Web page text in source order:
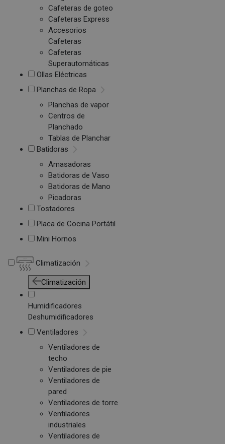
Cafeteras de goteo
Cafeteras Express
Accesorios
Cafeteras
Cafeteras
Superautomáticas
Ollas Eléctricas
Planchas de Ropa
Planchas de vapor
Centros de
Planchado
Tablas de Planchar
Batidoras
Amasadoras
Batidoras de Vaso
Batidoras de Mano
Picadoras
Tostadores
Placa de Cocina Portátil
Mini Hornos
Climatización
Climatización
Humidificadores
Deshumidificadores
Ventiladores
Ventiladores de
techo
Ventiladores de pie
Ventiladores de
pared
Ventiladores de torre
Ventiladores
industriales
Ventiladores de